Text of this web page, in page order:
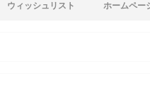
ウィッシュリスト ホームペー